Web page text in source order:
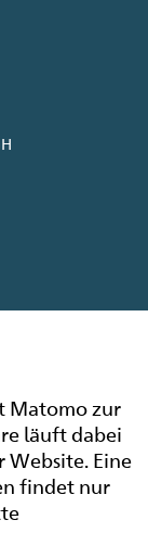
Matomo zur
läuft dabei
Website. Eine
findet nur